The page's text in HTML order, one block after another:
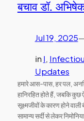
बचाव डॉ. अभिषेक
Jul 19, 2025
in I,
Updates
हमारे आस-पास, हर पल,
हानिरहित होते हैं, जबकि कुछ
सूक्ष्मजीवों के कारण होने
सामान्य सर्दी से लेकर